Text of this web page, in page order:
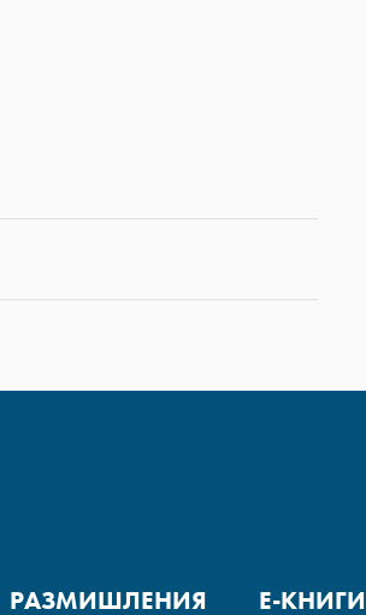
РАЗМИШЛЕНИЯ Е-КНИГИ